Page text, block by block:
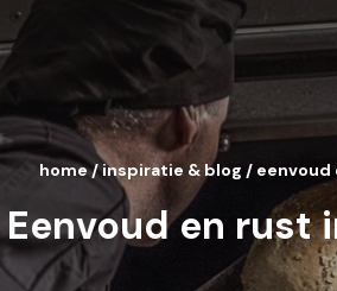
Eenvoud en rust
home/inspiratie & blog / eenvoud